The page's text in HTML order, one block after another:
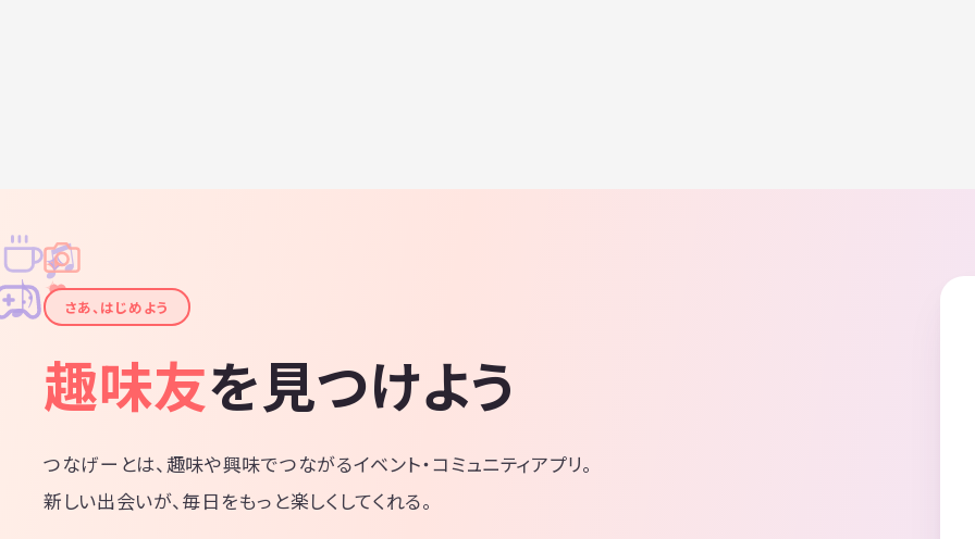
✦
✦
✧
✧
♪
♫
さあ、はじめよう
趣味友を見つけよう
つなげーとは、趣味や興味でつながるイベント・コミュニティアプリ。
新しい出会いが、毎日をもっと楽しくしてくれる。